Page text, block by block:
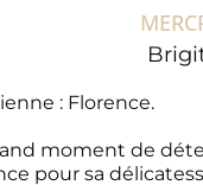
: Florence.
moment de
pour sa